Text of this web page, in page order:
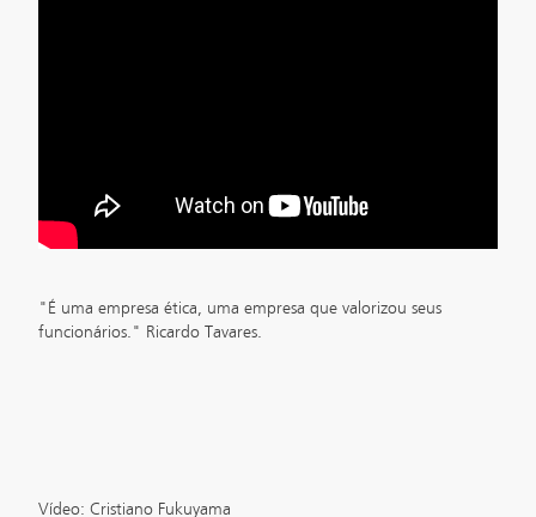
"É uma empresa ética, uma empresa que valorizou seus
funcionários." Ricardo Tavares.
Vídeo: Cristiano Fukuyama